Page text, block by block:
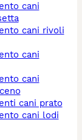
cani prato
cani lodi